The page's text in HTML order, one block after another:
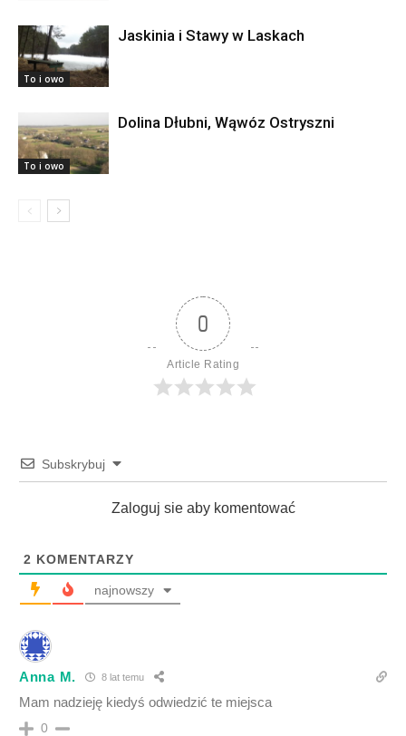
To i owo
Jaskinia i Stawy w Laskach
To i owo
Dolina Dłubni, Wąwóz Ostryszni
0
Article Rating
Subskrybuj
Zaloguj sie aby komentować
2 KOMENTARZY
najnowszy
Anna M. 8 lat temu
Mam nadzieję kiedyś odwiedzić te miejsca
0